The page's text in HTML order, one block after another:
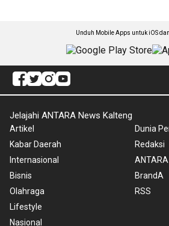
Unduh Mobile Apps untuk iOS
Jelajahi ANTARA News Kalteng
Artikel
Kabar Daerah
Internasional
Bisnis
Olahraga
Lifestyle
Nasional
Dunia
Redaksi
BrandA
RSS